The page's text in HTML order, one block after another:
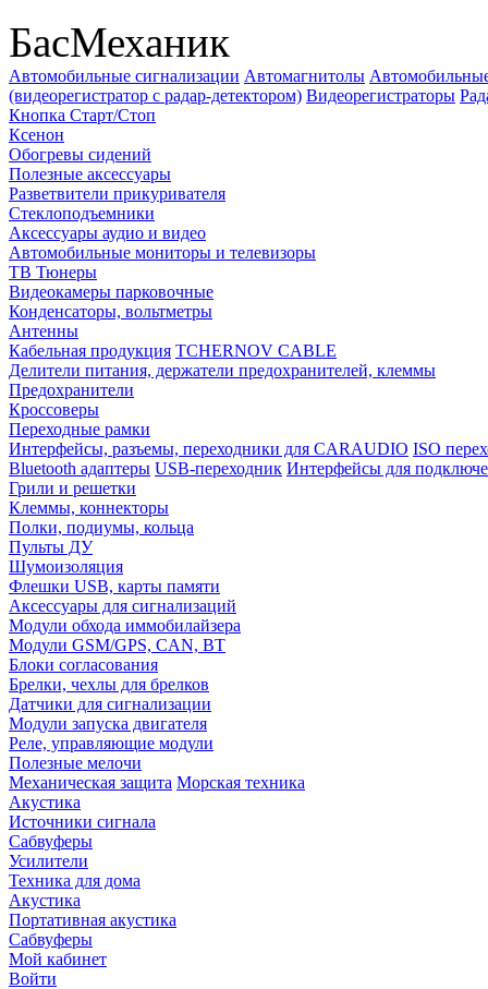
БасМеханик
Автомобильные сигнализации Автомагнитолы
(видеорегистратор с радар-детектором) Видеорегистраторы
Кнопка Старт/Стоп
Ксенон
Обогревы сидений
Полезные аксессуары
Разветвители прикуривателя
Стеклоподъемники
Аксессуары аудио и видео
Автомобильные мониторы и телевизоры
ТВ Тюнеры
Видеокамеры парковочные
Конденсаторы, вольтметры
Антенны
Кабельная продукция TCHERNOV CABLE
Делители питания, держатели предохранителей, клеммы
Предохранители
Кроссоверы
Переходные рамки
Интерфейсы, разъемы, переходники для CARAUDIO ISO
Bluetooth адаптеры USB-переходник Интерфейсы для
Грили и решетки
Клеммы, коннекторы
Полки, подиумы, кольца
Пульты ДУ
Шумоизоляция
Флешки USB, карты памяти
Аксессуары для сигнализаций
Модули обхода иммобилайзера
Модули GSM/GPS, CAN, BT
Блоки согласования
Брелки, чехлы для брелков
Датчики для сигнализации
Модули запуска двигателя
Реле, управляющие модули
Полезные мелочи
Механическая защита Морская техника
Акустика
Источники сигнала
Сабвуферы
Усилители
Техника для дома
Акустика
Портативная акустика
Сабвуферы
Мой кабинет
Войти